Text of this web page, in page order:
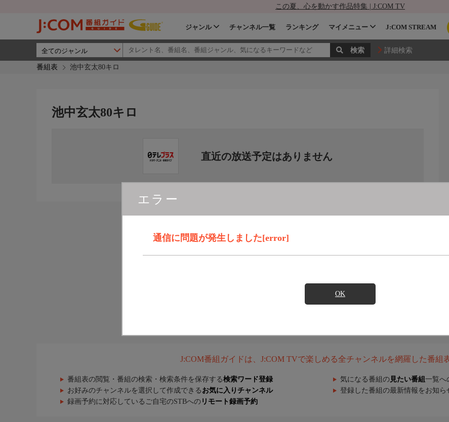
この夏、心を動かす作品特集 | J:COM TV
ジャンル チャンネル一覧 ランキング マイメニュー J:COM STREAM
詳細検索
番組表 池中玄太80キロ
エラー
通信に問題が発生しました[error]
OK
池中玄太80キロ
直近の放送予定はありません
J:COM番組ガイドは、J:COM TVで楽しめる全チャンネルを網羅した番組
番組表の閲覧・番組の検索・検索条件を保存する検索ワード登録 気になる番組の 見たい番組 一覧へ
お好みのチャンネルを選択して作成できる お気に入りチャンネル 登録した番組の最新情報をお知ら
録画予約に対応しているご自宅のSTBへの リモート録画予約